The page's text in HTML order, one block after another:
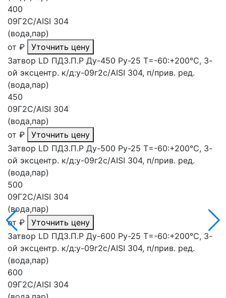
400
09Г2С/AISI 304
(вода,пар)
от ₽
Уточнить цену
Затвор LD ПДЗ.П.Р Ду-450 Ру-25 Т=-60:+200°С, 3-
ой эксцентр. к/д:у-09г2с/AISI 304, п/прив. ред.
(вода,пар)
450
09Г2С/AISI 304
(вода,пар)
от ₽
Уточнить цену
Затвор LD ПДЗ.П.Р Ду-500 Ру-25 Т=-60:+200°С, 3-
ой эксцентр. к/д:у-09г2с/AISI 304, п/прив. ред.
(вода,пар)
500
09Г2С/AISI 304
(вода,пар)
от ₽
Уточнить цену
Затвор LD ПДЗ.П.Р Ду-600 Ру-25 Т=-60:+200°С, 3-
ой эксцентр. к/д:у-09г2с/AISI 304, п/прив. ред.
(вода,пар)
600
09Г2С/AISI 304